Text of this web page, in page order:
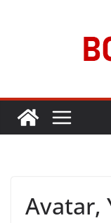
Avatar,